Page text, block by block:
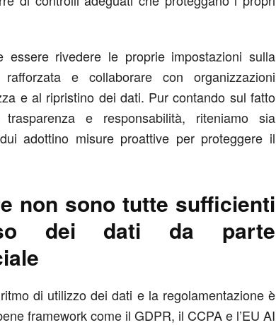
rivedere le proprie impostazioni sulla
rafforzata e collaborare con organizzazioni
e al ripristino dei dati. Pur contando sul fatto
e responsabilità, riteniamo sia
adottino misure proattive per proteggere il
non sono tutte sufficienti
dei dati da parte
di utilizzo dei dati e la regolamentazione è
framework come il GDPR, il CCPA e l’EU AI